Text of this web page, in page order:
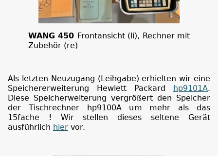
WANG 450 Frontansicht (li), Rechner mit
Zubehör (re)
Als letzten Neuzugang (Leihgabe) erhielten wir eine
Speichererweiterung Hewlett Packard hp9101A.
Diese Speicherweiterung vergrößert den Speicher
der Tischrechner hp9100A um mehr als das
15fache ! Wir stellen dieses seltene Gerät
ausführlich hier vor.